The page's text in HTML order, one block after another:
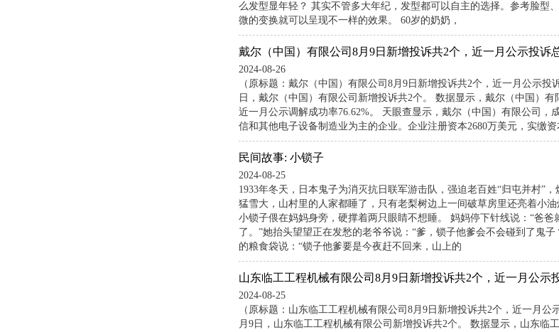
么发型显年轻？ 其实不管多大年纪，发型都可以自主的选择。参考脸型
微的变换就可以呈现不一样的效果。 60岁的奶奶，
戴尔（中国）有限公司8月9日新增投诉共2个，近一月公示投诉
2024-08-26
（原标题：戴尔（中国）有限公司8月9日新增投诉共2个，近一月公示
日，戴尔（中国）有限公司新增投诉共2个。 数据显示，戴尔（中国）有
近一月公示调解成功率76.62%。 天眼查显示，戴尔（中国）有限公司，
信和其他电子设备制造业为主的企业。企业注册资本2680万美元，实缴
民间故事: 小锁子
2024-08-25
1933年冬天，日本鬼子为消灭抗日联军游击队，强迫老百姓“归屯并村”
猛雪大，山村里的人家都睡了，只有老梨树边上一间破草房里还亮着小
小锁子偎在妈妈身旁，硬撑着两只眼睛不想睡。 妈妈停下针线说：“爸
了。”她抬头望望正在发愁的老爷爷说：“爹，锁子他爹会不会碰到了鬼
的粮食袋说：“锁子他爹要是今夜赶不回来，山上的
山东临工工程机械有限公司8月9日新增投诉共2个，近一月公示
2024-08-25
（原标题：山东临工工程机械有限公司8月9日新增投诉共2个，近一月
月9日，山东临工工程机械有限公司新增投诉共2个。 数据显示，山东临